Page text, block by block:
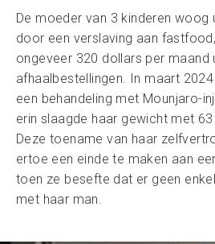
De moeder van 3 kinderen woog
door een verslaving aan
ongeveer 320 dollars per maand
afhaalbestellingen. In maart
een behandeling met Mounjaro-
erin slaagde haar gewicht met
Deze toename van haar
ertoe een einde te maken aan
toen ze besefte dat er geen
met haar man.